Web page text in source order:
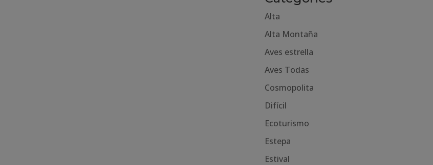
Alta
Alta Montaña
Aves estrella
Aves Todas
Cosmopolita
Difícil
Ecoturismo
Estepa
Estival